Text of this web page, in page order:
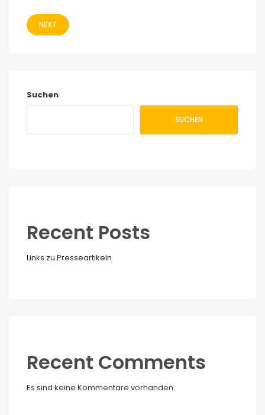
NEXT
Suchen
SUCHEN
Recent Posts
Links zu Presseartikeln
Recent Comments
Es sind keine Kommentare vorhanden.